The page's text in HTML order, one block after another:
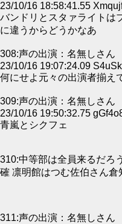
23/10/16 18:58:41.55
バンドリとスタァライトは
に違うからどうかなあ
308:声の出演：名無しさん
23/10/16 19:07:24.09
何にせよ元々の出演者揃え
309:声の出演：名無しさん
23/10/16 19:50:32.75
青嵐とシクフェ
310:中等部は全員来るだろ
確 凛明館はつむ佐伯さん
311:声の出演：名無しさん